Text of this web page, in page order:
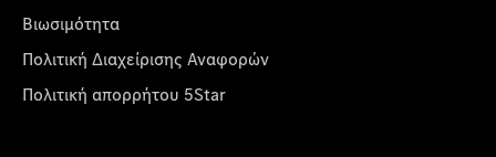
Βιωσιμότητα
Πολιτική Διαχείρισης Αναφορών
Πολιτική απορρήτου 5Star